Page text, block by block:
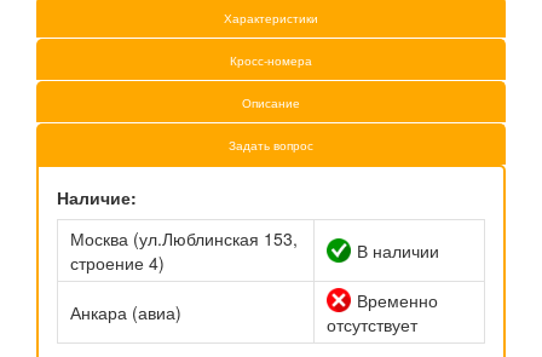
Характеристики
Кросс-номера
Описание
Задать вопрос
Наличие:
Москва (ул.Люблинская 153,
строение 4)
В наличии
Анкара (авиа)
Временно
отсутствует